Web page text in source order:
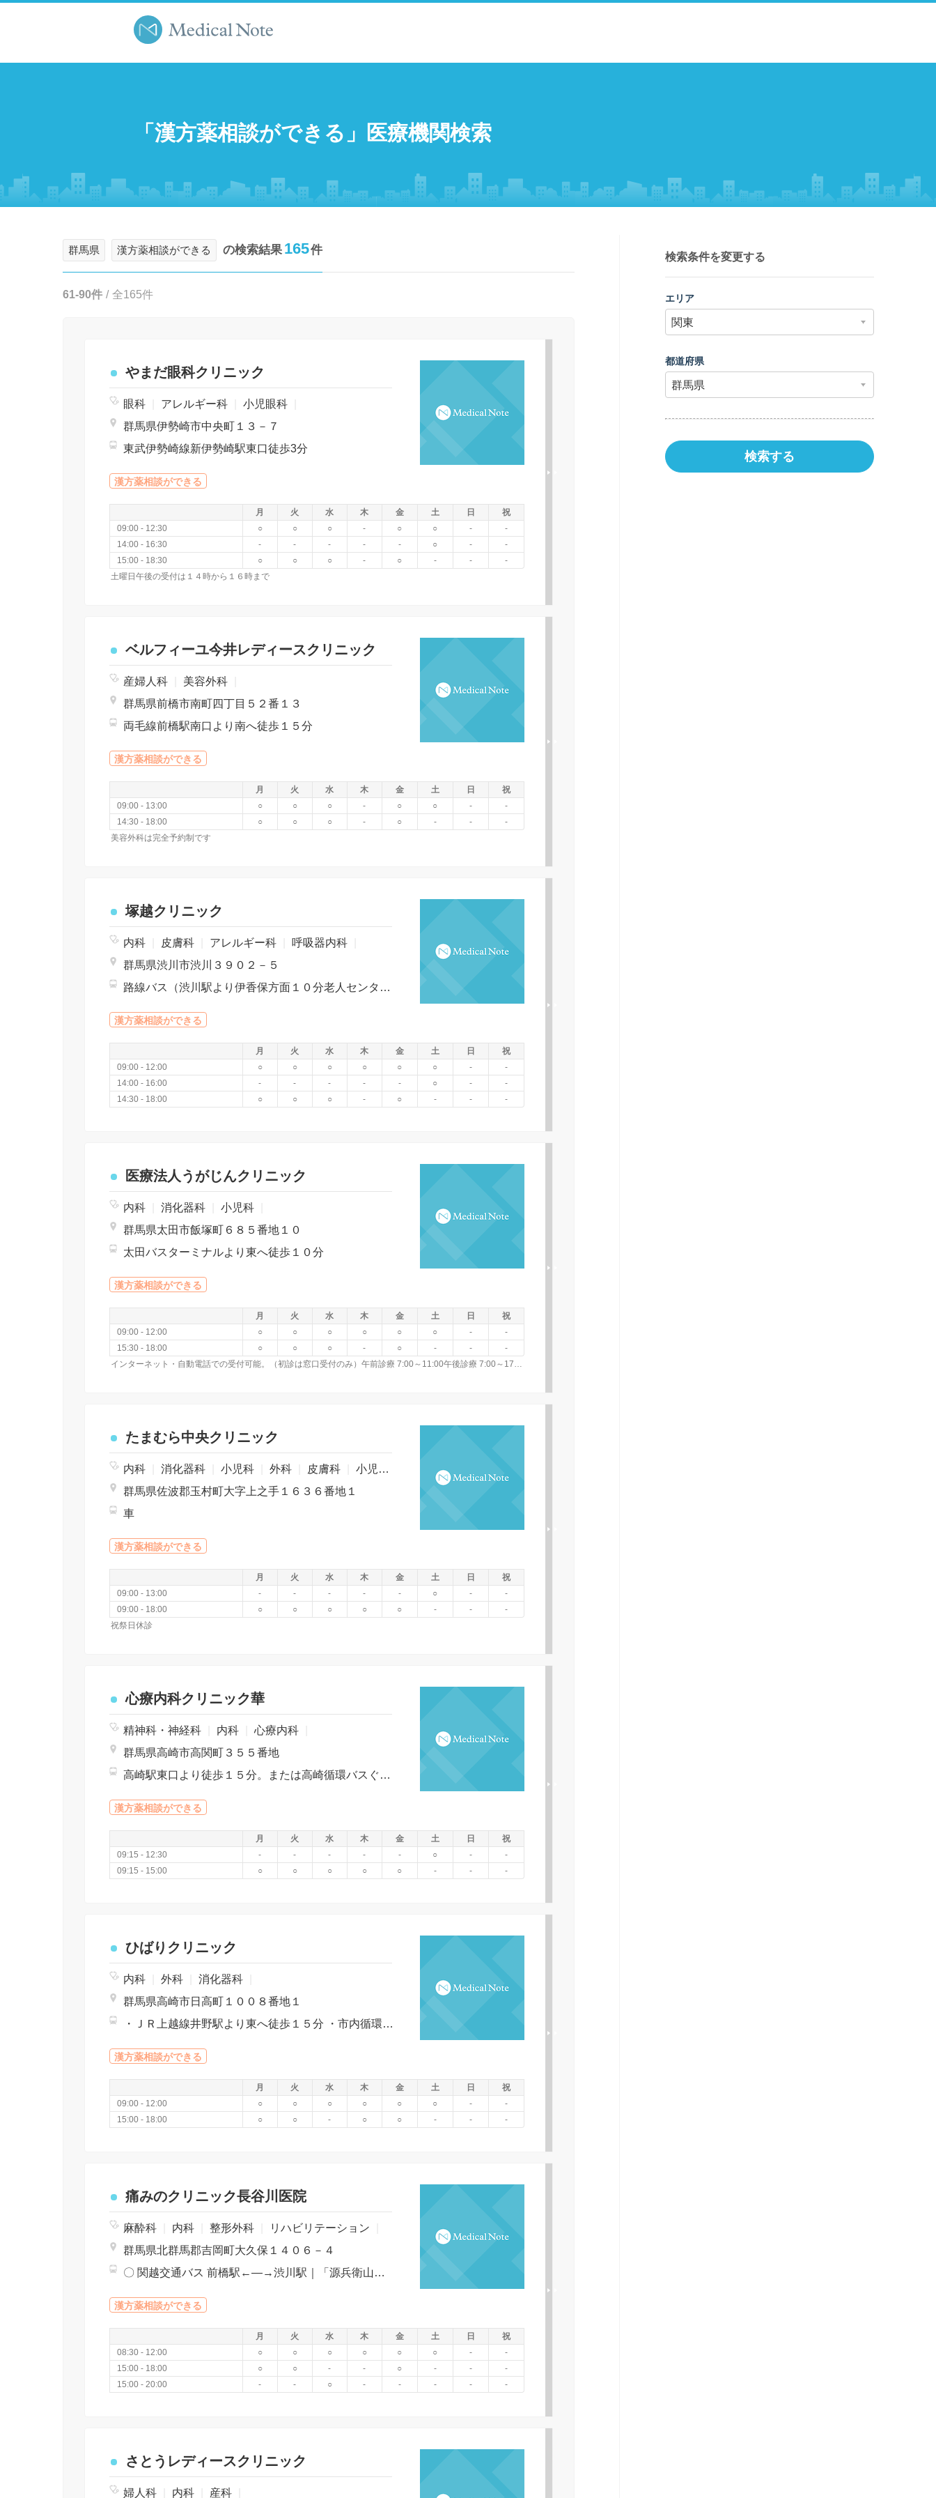
「漢方薬相談ができる」医療機関検索
群馬県 漢方薬相談ができる の検索結果 165件
61-90件 / 全165件
やまだ眼科クリニック
眼科 アレルギー科 小児眼科
群馬県伊勢崎市中央町１３－７
東武伊勢崎線新伊勢崎駅東口徒歩3分
漢方薬相談ができる
月 火 水 木 金 土 日
祝
09:00 - 12:30
○ ○ ○ - ○ ○ -
-
14:00 - 16:30
- - - - - ○ -
-
15:00 - 18:30
○ ○ ○ - ○ - -
-
土曜日午後の受付は１４時から１６時まで
ベルフィーユ今井レディースクリニック
産婦人科 美容外科
群馬県前橋市南町四丁目５２番１３
両毛線前橋駅南口より南へ徒歩１５分
漢方薬相談ができる
月 火 水 木 金 土 日
祝
09:00 - 13:00
○ ○ ○ - ○ ○ -
-
14:30 - 18:00
○ ○ ○ - ○ - -
-
美容外科は完全予約制です
塚越クリニック
内科 皮膚科 アレルギー科 呼吸器内科
群馬県渋川市渋川３９０２－５
路線バス（渋川駅より伊香保方面１０分老人センター前下車徒歩０分） 自家用車（渋川駅より伊香保方面５分）
漢方薬相談ができる
月 火 水 木 金 土 日
祝
09:00 - 12:00
○ ○ ○ ○ ○ ○ -
-
14:00 - 16:00
- - - - - ○ -
-
14:30 - 18:00
○ ○ ○ - ○ - - -
医療法人うがじんクリニック
内科 消化器科 小児科
群馬県太田市飯塚町６８５番地１０
太田バスターミナルより東へ徒歩１０分
漢方薬相談ができる
月 火 水 木 金 土 日
祝
09:00 - 12:00
○ ○ ○ ○ ○ ○ -
-
15:30 - 18:00
○ ○ ○ - ○ - -
-
インターネット・自動電話での受付可能。（初診は窓口受付のみ）午前診療 7:00～11:00午後診療 7:00～17:00
たまむら中央クリニック
内科 消化器科 小児科 外科 皮膚科 小児歯科
群馬県佐波郡玉村町大字上之手１６３６番地１
車
漢方薬相談ができる
月 火 水 木 金 土 日
祝
09:00 - 13:00
- - - - - ○ -
-
09:00 - 18:00
○ ○ ○ ○ ○ - -
-
祝祭日休診
心療内科クリニック華
精神科・神経科 内科 心療内科
群馬県高崎市高関町３５５番地
高崎駅東口より徒歩１５分。または高崎循環バスぐるりん高関町停留所より徒歩２分
漢方薬相談ができる
月 火 水 木 金 土 日
祝
09:15 - 12:30
- - - - - ○ -
-
09:15 - 15:00
○ ○ ○ ○ ○ - - -
ひばりクリニック
内科 外科 消化器科
群馬県高崎市日高町１００８番地１
・ＪＲ上越線井野駅より東へ徒歩１５分 ・市内循環バスぐるりん京ヶ島線 新保町下車徒歩２分
漢方薬相談ができる
月 火 水 木 金 土 日
祝
09:00 - 12:00
○ ○ ○ ○ ○ ○ -
-
15:00 - 18:00
○ ○ - ○ ○ - - -
痛みのクリニック長谷川医院
麻酔科 内科 整形外科 リハビリテーション
群馬県北群馬郡吉岡町大久保１４０６－４
〇 関越交通バス 前橋駅←―→渋川駅｜「源兵衛山古墳入口」「大久保中町」バス停より徒歩5分｜〇 最寄駅 ＪＲ上越線 群馬総社駅より車で8分
漢方薬相談ができる
月 火 水 木 金 土 日
祝
08:30 - 12:00
○ ○ ○ ○ ○ ○ -
-
15:00 - 18:00
○ ○ - - ○ - -
-
15:00 - 20:00
- - ○ - - - - -
さとうレディースクリニック
婦人科 内科 産科
検索条件を変更する
エリア
都道府県
検索する